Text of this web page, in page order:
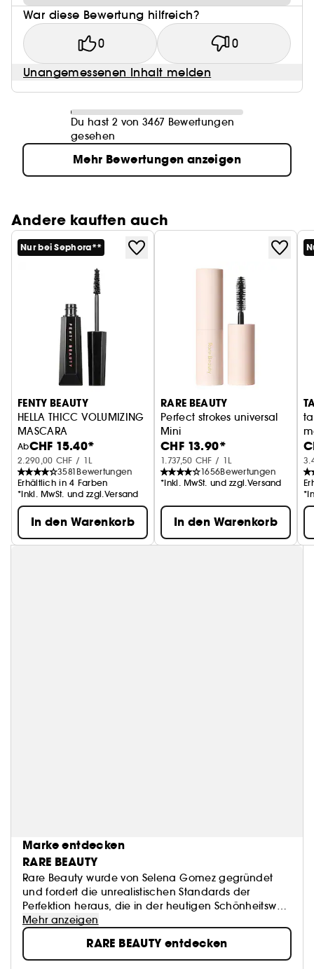
War diese Bewertung hilfreich?
0 0
Unangemessenen Inhalt melden
Du hast 2 von 3467 Bewertungen
gesehen
Mehr Bewertungen anzeigen
Andere kauften auch
Nur bei Sephora**
FENTY BEAUTY
HELLA THICC VOLUMIZING
MASCARA
Wimperntusche für mehr Volumen
AbCHF 15.40*
2.290,00 CHF / 1L
3581 Bewertungen
Erhältlich in 4 Farben
*Inkl. MwSt. und zzgl.Versand
In den Warenkorb
RARE BEAUTY
Perfect strokes universal
Mini
Volumenmascara
CHF 13.90*
1.737,50 CHF / 1L
1656Bewertungen
*Inkl. MwSt. und zzgl.Versand
In den Warenkorb
Marke entdecken
RARE BEAUTY
Rare Beauty wurde von Selena Gomez gegründet
und fordert die unrealistischen Standards der
Perfektion heraus, die in der heutigen Schönheitswelt
existieren. Die Produkte von Rare Beauty sind für den
täglichen Selbstausdruck gemacht. Luftig und
atmungsaktiv, unsere Wohlfühlformeln lassen sich
leicht auftragen und sorgen für eine anpassbare
Mehr anzeigen
RARE BEAUTY entdecken